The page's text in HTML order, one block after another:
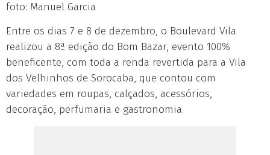
foto: Manuel Garcia
Entre os dias 7 e 8 de dezembro, o Boulevard Vila
realizou a 8ª edição do Bom Bazar, evento 100%
beneficente, com toda a renda revertida para a Vila
dos Velhinhos de Sorocaba, que contou com
variedades em roupas, calçados, acessórios,
decoração, perfumaria e gastronomia.